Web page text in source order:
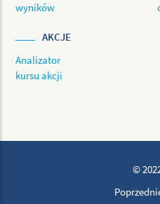
wyników
AKCJE
Analizator
kursu akcji
©